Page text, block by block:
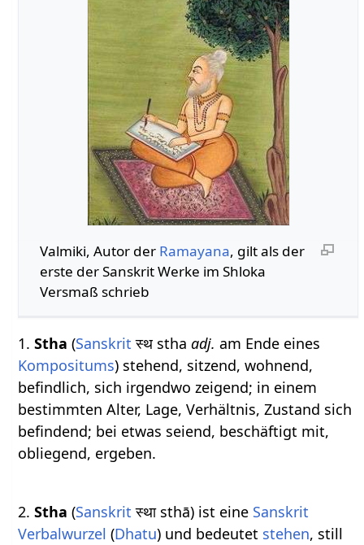
Valmiki, Autor der Ramayana, gilt als der
erste der Sanskrit Werke im Shloka
Versmaß schrieb
1.Stha (Sanskrit स्थ sthaadj. am Ende eines
Kompositums) stehend, sitzend, wohnend,
befindlich, sich irgendwo zeigend; in einem
bestimmten Alter, Lage, Verhältnis, Zustand sich
befindend; bei etwas seiend, beschäftigt mit,
obliegend, ergeben.
2.Stha (Sanskrit स्था sthā) ist eine Sanskrit
Verbalwurzel (Dhatu) und bedeutet stehen, still